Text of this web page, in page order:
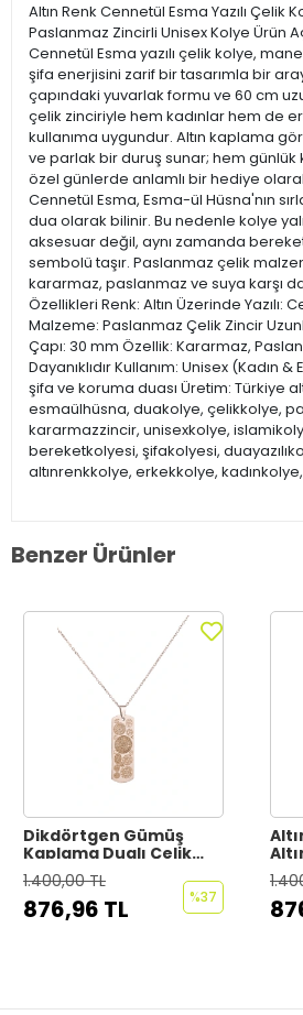
Altın Renk Cennetül Esma Yazılı Çelik
Paslanmaz Zincirli Unisex Kolye Ürün
Cennetül Esma yazılı çelik kolye,
şifa enerjisini zarif bir tasarımla bir
çapındaki yuvarlak formu ve 60 cm
çelik zinciriyle hem kadınlar hem de
kullanıma uygundur. Altın kaplama
ve parlak bir duruş sunar; hem günlük
özel günlerde anlamlı bir hediye
Cennetül Esma, Esma-ül Hüsna'nın
dua olarak bilinir. Bu nedenle kolye
aksesuar değil, aynı zamanda
sembolü taşır. Paslanmaz çelik
kararmaz, paslanmaz ve suya karşı
Özellikleri Renk: Altın Üzerinde Yazılı:
Malzeme: Paslanmaz Çelik Zincir
Çapı: 30 mm Özellik: Kararmaz,
Dayanıklıdır Kullanım: Unisex (Kadın
şifa ve koruma duası Üretim: Türkiye
esmaülhüsna, duakolye, çelikkolye,
kararmazzincir, unisexkolye,
bereketkolyesi, şifakolyesi,
altınrenkkolye, erkekkolye,
Benzer Ürünler
Dikdörtgen Gümüş
Kaplama Dualı Çelik
Kolye Çelik Zincirli
kararmaz paslanmaz
silinmez
1.400,00 TL
876,96 TL %37